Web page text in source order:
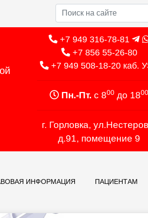
+7 949 316-78-81
+7 856 55-26-80
+7 949 508-18-20 каб.
Пн.-Пт. с 800 до 1800
г. Горловка,
д.91, помещение 9
ИНФОРМАЦИЯ ПАЦИЕНТАМ